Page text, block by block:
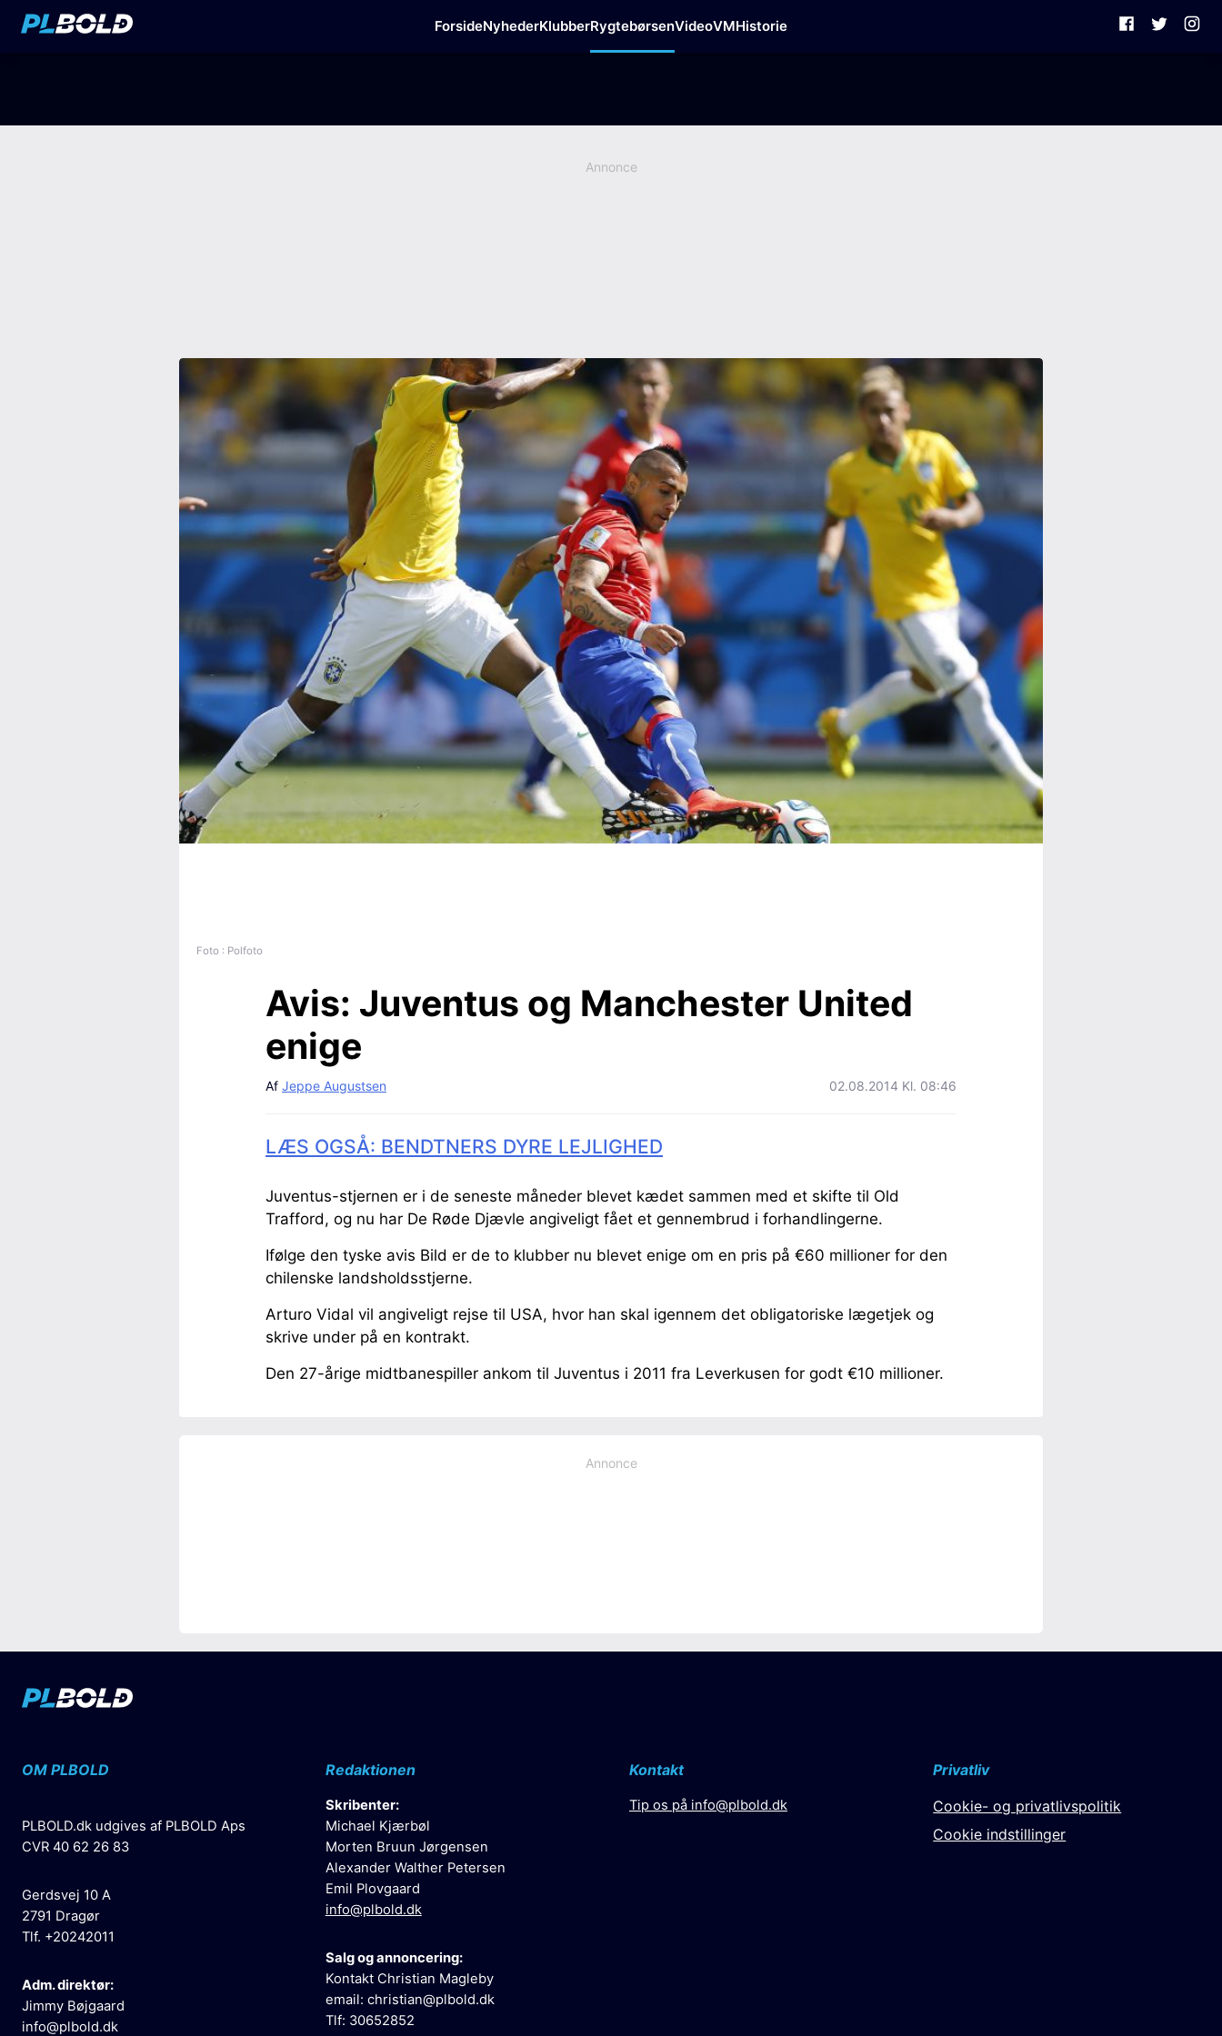
ForsideNyhederKlubberRygtebørsenVideoVMHistorie
Annonce
Foto : Polfoto
Avis: Juventus og Manchester United
enige
Af Jeppe Augustsen 02.08.2014 Kl. 08:46
LÆS OGSÅ: BENDTNERS DYRE LEJLIGHED
Juventus-stjernen er i de seneste måneder blevet kædet sammen med et skifte til Old
Trafford, og nu har De Røde Djævle angiveligt fået et gennembrud i forhandlingerne.
Ifølge den tyske avis Bild er de to klubber nu blevet enige om en pris på €60 millioner for den
chilenske landsholdsstjerne.
Arturo Vidal vil angiveligt rejse til USA, hvor han skal igennem det obligatoriske lægetjek og
skrive under på en kontrakt.
Den 27-årige midtbanespiller ankom til Juventus i 2011 fra Leverkusen for godt €10 millioner.
Annonce
OM PLBOLD
PLBOLD.dk udgives af PLBOLD Aps
CVR 40 62 26 83
Gerdsvej 10 A
2791 Dragør
Tlf. +20242011
Adm. direktør:
Jimmy Bøjgaard
info@plbold.dk
Redaktionen
Skribenter:
Michael Kjærbøl
Morten Bruun Jørgensen
Alexander Walther Petersen
Emil Plovgaard
info@plbold.dk
Salg og annoncering:
Kontakt Christian Magleby
email: christian@plbold.dk
Tlf: 30652852
Kontakt
Tip os på info@plbold.dk
Privatliv
Cookie- og privatlivspolitik
Cookie indstillinger